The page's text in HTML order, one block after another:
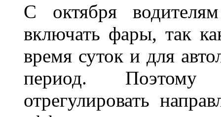
С октября
включать фары, так
время суток и для
период. Поэтому
отрегулировать